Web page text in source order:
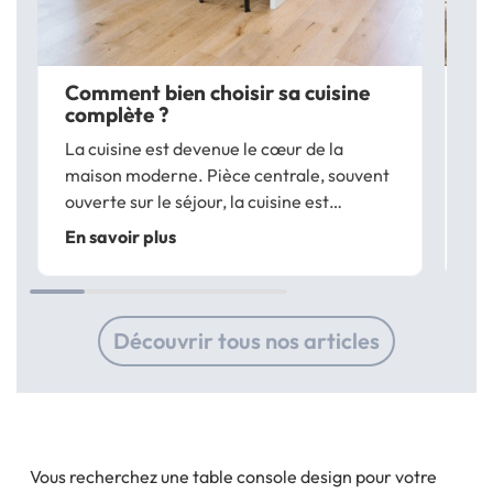
Comment bien choisir sa cuisine
complète ?
La cuisine est devenue le cœur de la
maison moderne. Pièce centrale, souvent
ouverte sur le séjour, la cuisine est
aujourd’hui le lieu où l’on prépare et où l’on
prend les repas, mais aussi cette pièce où
l’on se retrouve pour des moments...
En savoir plus
Découvrir tous nos articles
Vous recherchez une table console design pour votre